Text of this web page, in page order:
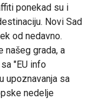
ponekad su i
Novi Sad
od nedavno.
našeg grada, a
"EU info
upoznavanja sa
nedelje